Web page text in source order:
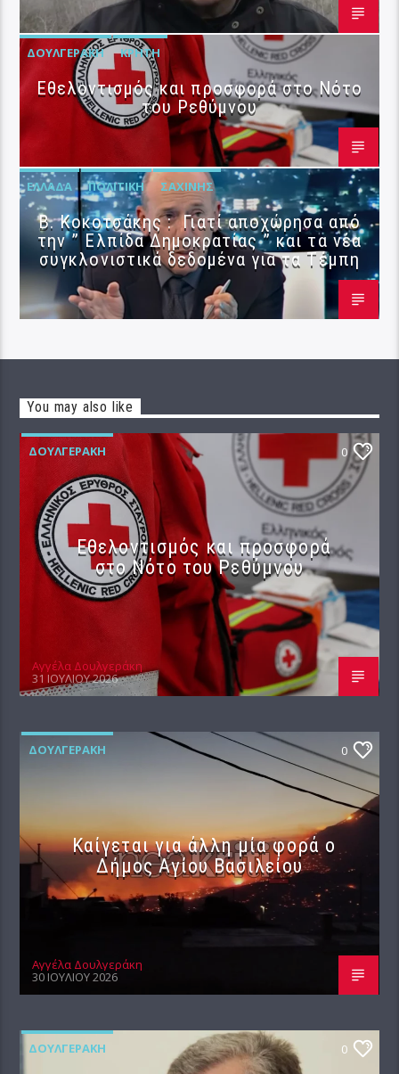
ΔΟΥΛΓΕΡΆΚΗ ΚΡΉΤΗ
Εθελοντισμός και προσφορά στο Νότο
του Ρεθύμνου
ΕΛΛΆΔΑ ΠΟΛΙΤΙΚΉ ΣΑΧΊΝΗΣ
Β. Κοκοτσάκης : Γιατί αποχώρησα από
την ” Ελπίδα Δημοκρατίας ” και τα νέα
συγκλονιστικά δεδομένα για τα Τέμπη
You may also like
ΔΟΥΛΓΕΡΆΚΗ 0
Εθελοντισμός και προσφορά
στο Νότο του Ρεθύμνου
Αγγέλα Δουλγεράκη
31 ΙΟΥΛΊΟΥ 2026
ΔΟΥΛΓΕΡΆΚΗ 0
Καίγεται για άλλη μία φορά ο
Δήμος Αγίου Βασιλείου
Αγγέλα Δουλγεράκη
30 ΙΟΥΛΊΟΥ 2026
ΔΟΥΛΓΕΡΆΚΗ 0